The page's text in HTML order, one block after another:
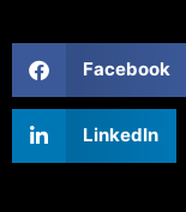
Facebook
LinkedIn